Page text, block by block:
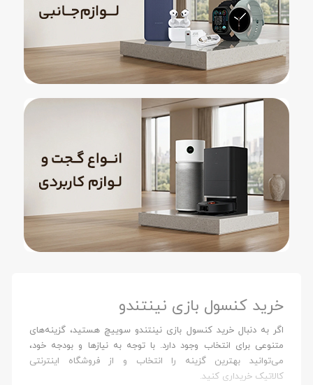
خرید کنسول بازی نینتندو
اگر به دنبال خرید کنسول بازی نینتندو سوییچ هستید، گزینه‌های
متنوعی برای انتخاب وجود دارد. با توجه به نیازها و بودجه خود،
می‌توانید بهترین گزینه را انتخاب و از فروشگاه‌ اینترنتی
کالاتیک خریداری کنید.